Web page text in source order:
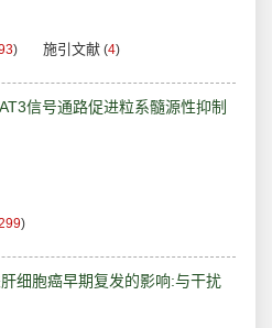
) 施引文献 (4)
信号通路促进粒系髓源性抑制
)
细胞癌早期复发的影响:与干扰